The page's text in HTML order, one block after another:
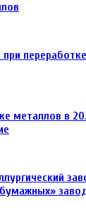
металлов в